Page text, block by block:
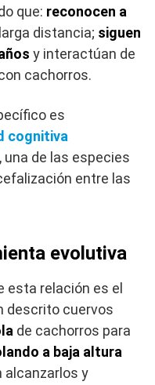
que: reconocen a
distancia; siguen
y interactúan de
cachorros.
es
cognitiva
de las especies
entre las
evolutiva
esta relación es el
descrito cuervos
de cachorros para
a baja altura
alcanzarlos y